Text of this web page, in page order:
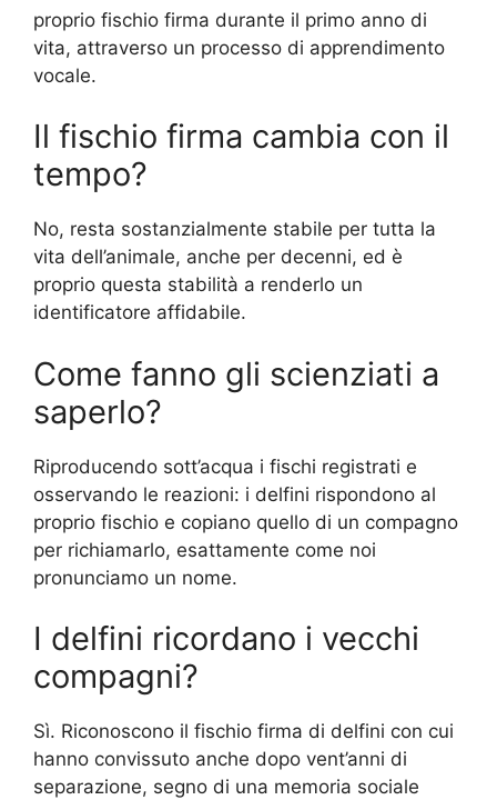
proprio fischio firma durante il primo anno di
vita, attraverso un processo di apprendimento
vocale.
Il fischio firma cambia con il
tempo?
No, resta sostanzialmente stabile per tutta la
vita dell’animale, anche per decenni, ed è
proprio questa stabilità a renderlo un
identificatore affidabile.
Come fanno gli scienziati a
saperlo?
Riproducendo sott’acqua i fischi registrati e
osservando le reazioni: i delfini rispondono al
proprio fischio e copiano quello di un compagno
per richiamarlo, esattamente come noi
pronunciamo un nome.
I delfini ricordano i vecchi
compagni?
Sì. Riconoscono il fischio firma di delfini con cui
hanno convissuto anche dopo vent’anni di
separazione, segno di una memoria sociale